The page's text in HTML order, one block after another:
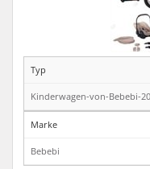
Typ
Kinderwagen-von-Bebebi-
Marke
Bebebi